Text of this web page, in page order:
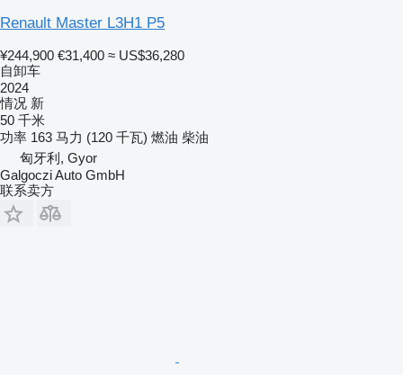
Renault Master L3H1 P5
¥244,900 €31,400 ≈ US$36,280
自卸车
2024
情况 新
50 千米
功率 163 马力 (120 千瓦) 燃油 柴油
匈牙利, Gyor
Galgoczi Auto GmbH
联系卖方